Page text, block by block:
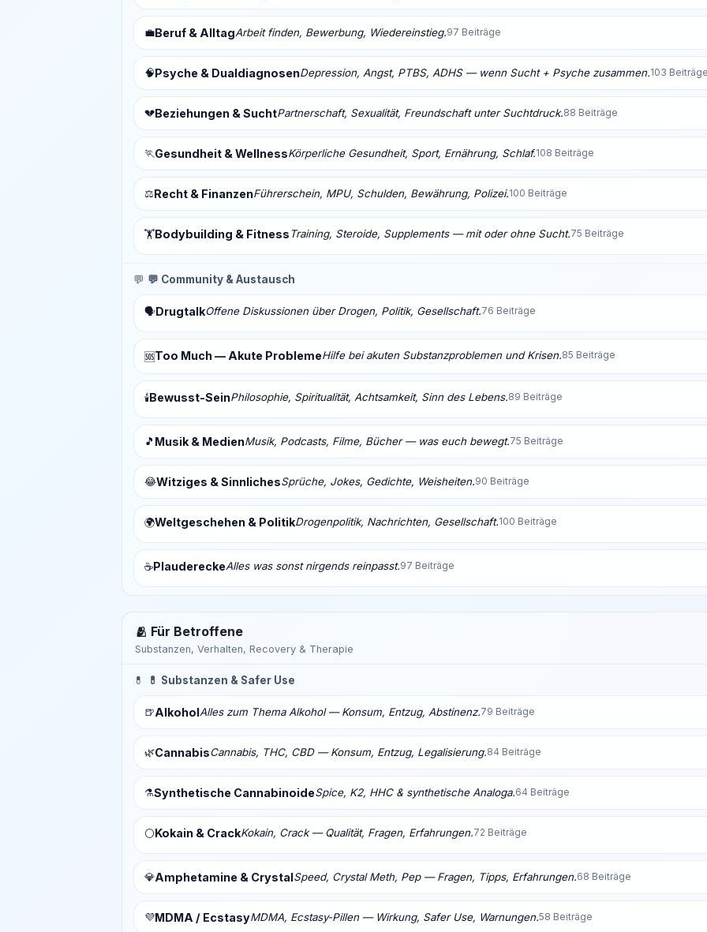
💼Beruf & AlltagArbeit finden, Bewerbung, Wiedereinstieg.97 Beiträge
🧠Psyche & DualdiagnosenDepression, Angst, PTBS, ADHS — wenn Sucht + Psyche zusammen.103
💔Beziehungen & SuchtPartnerschaft, Sexualität, Freundschaft unter Suchtdruck.88 Beiträge
🏃Gesundheit & WellnessKörperliche Gesundheit, Sport, Ernährung, Schlaf.108 Beiträge
⚖️Recht & FinanzenFührerschein, MPU, Schulden, Bewährung, Polizei.100 Beiträge
🏋️Bodybuilding & Fitness Training, Steroide, Supplements — mit oder ohne Sucht.75 Beiträge
💬 💬 Community & Austausch
🗣️DrugtalkOffene Diskussionen über Drogen, Politik, Gesellschaft.76 Beiträge
🆘Too Much — Akute ProblemeHilfe bei akuten Substanzproblemen und Krisen.85 Beiträge
🕯️Bewusst-SeinPhilosophie, Spiritualität, Achtsamkeit, Sinn des Lebens.89 Beiträge
🎵 Musik & MedienMusik, Podcasts, Filme, Bücher — was euch bewegt.75 Beiträge
😂Witziges & SinnlichesSprüche, Jokes, Gedichte, Weisheiten.90 Beiträge
🌍Weltgeschehen & PolitikDrogenpolitik, Nachrichten, Gesellschaft.100 Beiträge
☕PlaudereckeAlles was sonst nirgends reinpasst.97 Beiträge
🫂 Für Betroffene
Substanzen, Verhalten, Recovery & Therapie
💊 💊 Substanzen & Safer Use
🍺AlkoholAlles zum Thema Alkohol — Konsum, Entzug, Abstinenz.79 Beiträge
🌿CannabisCannabis, THC, CBD — Konsum, Entzug, Legalisierung.84 Beiträge
⚗️Synthetische CannabinoideSpice, K2, HHC & synthetische Analoga.64 Beiträge
⚪Kokain & CrackKokain, Crack — Qualität, Fragen, Erfahrungen.72 Beiträge
💎Amphetamine & CrystalSpeed, Crystal Meth, Pep — Fragen, Tipps, Erfahrungen.68 Beiträge
💜MDMA / EcstasyMDMA, Ecstasy-Pillen — Wirkung, Safer Use, Warnungen.58 Beiträge